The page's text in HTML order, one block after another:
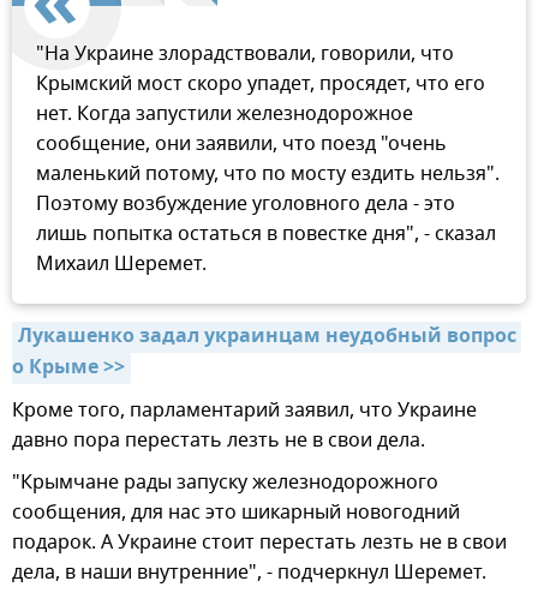
"На Украине злорадствовали, говорили, что
Крымский мост скоро упадет, просядет, что его
нет. Когда запустили железнодорожное
сообщение, они заявили, что поезд "очень
маленький потому, что по мосту ездить нельзя".
Поэтому возбуждение уголовного дела - это
лишь попытка остаться в повестке дня", - сказал
Михаил Шеремет.
Лукашенко задал украинцам неудобный вопрос
о Крыме >>
Кроме того, парламентарий заявил, что Украине
давно пора перестать лезть не в свои дела.
"Крымчане рады запуску железнодорожного
сообщения, для нас это шикарный новогодний
подарок. А Украине стоит перестать лезть не в свои
дела, в наши внутренние", - подчеркнул Шеремет.